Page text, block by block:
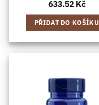
633.52 Kč
PŘIDAT DO KOŠÍKU